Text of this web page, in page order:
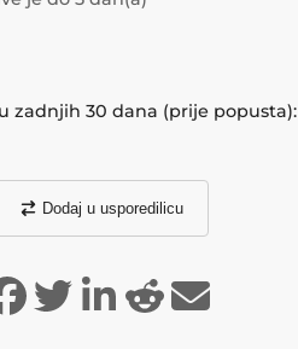
zadnjih 30 dana (prije popusta):
Dodaj u usporedilicu